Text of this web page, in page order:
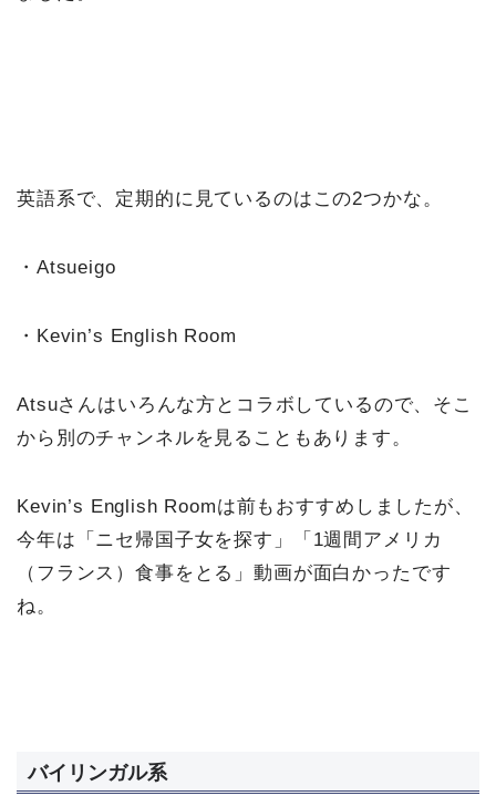
英語系で、定期的に見ているのはこの2つかな。
・Atsueigo
・Kevin’s English Room
Atsuさんはいろんな方とコラボしているので、そこ
から別のチャンネルを見ることもあります。
Kevin’s English Roomは前もおすすめしましたが、
今年は「ニセ帰国子女を探す」「1週間アメリカ
（フランス）食事をとる」動画が面白かったです
ね。
バイリンガル系